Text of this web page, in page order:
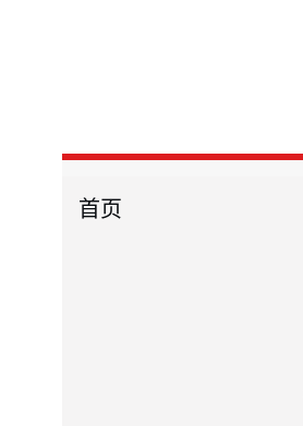
首页